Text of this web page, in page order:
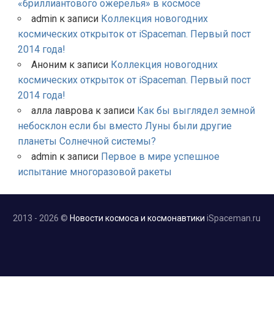
«бриллиантового ожерелья» в космосе
adminк записи Коллекция новогодних
космических открыток от iSpaceman. Первый пост
2014 года!
Анонимк записи Коллекция новогодних
космических открыток от iSpaceman. Первый пост
2014 года!
алла лавровак записи Как бы выглядел земной
небосклон если бы вместо Луны были другие
планеты Солнечной системы?
adminк записи Первое в мире успешное
испытание многоразовой ракеты
2013 - 2026 © Новости космоса и космонавтики iSpaceman.ru